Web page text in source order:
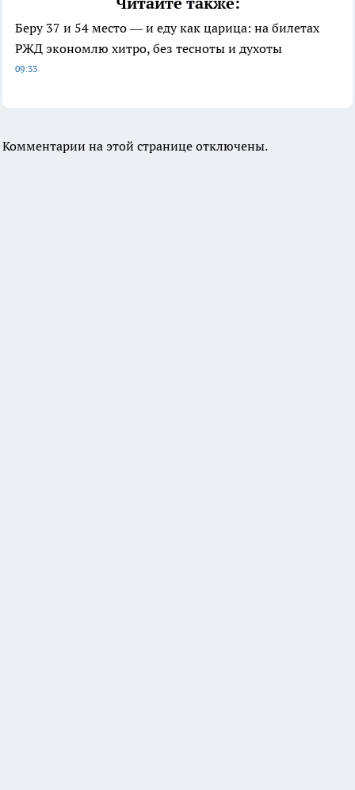
Беру 37 и 54 место — и еду как царица: на билетах
РЖД экономлю хитро, без тесноты и духоты
09:33
Комментарии на этой странице отключены.